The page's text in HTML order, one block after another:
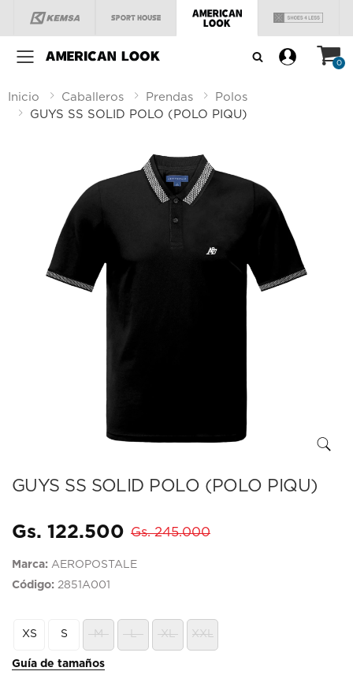
Menú 0
Inicio Caballeros Prendas
Polos
GUYS SS SOLID POLO (POLO PIQU)
GUYS SS SOLID POLO (POLO PIQU)
Gs. 122.500 Gs. 245.000
Marca: AEROPOSTALE
Código: 2851A001
XS S M L XL XXL
Guía de tamaños